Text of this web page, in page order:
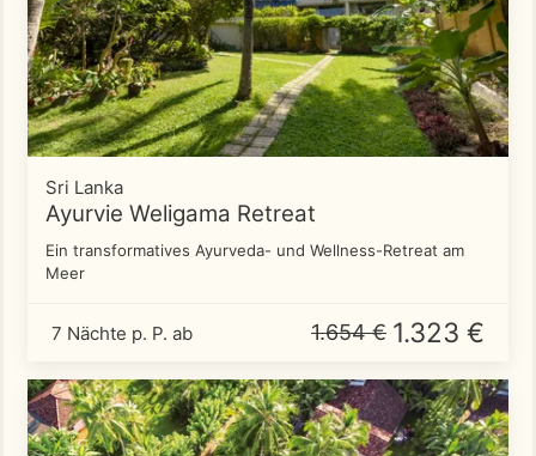
Sri Lanka
Ayurvie Weligama Retreat
Ein transformatives Ayurveda- und Wellness-Retreat am
Meer
7 Nächte p. P. ab 1.654 € 1.323 €